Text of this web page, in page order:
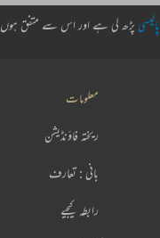
پڑھ لی ہے اور اس سے متفق ہوں
معلومات
ریختہ فاؤنڈیشن
بانی : تعارف
رابطہ کیجیے